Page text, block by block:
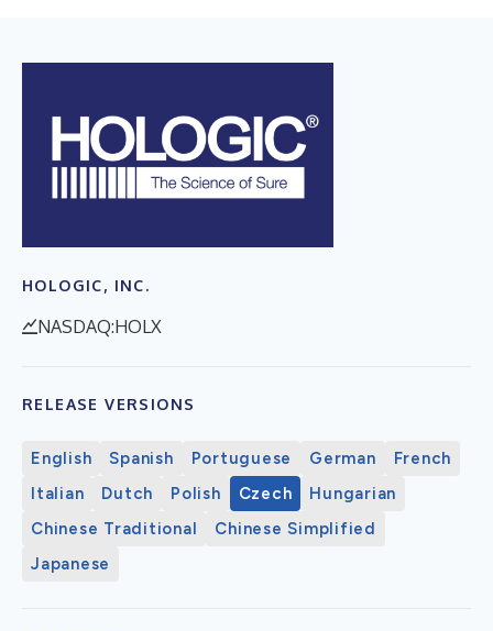
HOLOGIC, INC.
NASDAQ:HOLX
RELEASE VERSIONS
English Spanish Portuguese German
French
Italian
Dutch Polish Czech
Hungarian
Chinese Traditional
Chinese Simplified
Japanese